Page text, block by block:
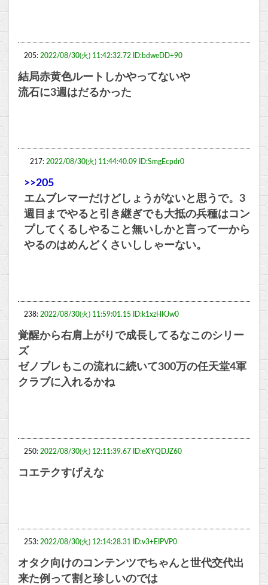
205: 2022/08/30(火) 11:42:32.72 ID:bdweDD+90
結局赤黄色ルートしかやってないや
流石に3週はだるかった
217: 2022/08/30(火) 11:44:40.09 ID:SmgEcpdr0
>>205
エムブレマーだけどしょうがないと思うで。3
週目までやると引き継ぎでも大抵の兵種はコン
プしてくるしやること無いしかと言って一から
やるのはめんどくさいししゃーない。
238: 2022/08/30(火) 11:59:01.15 ID:k1xzHKJw0
覚醒から右肩上がりで成長してるなこのシリー
ズ
ゼノブレもこの流れに続いて300万の任天堂4軍
クラブに入れるかね
250: 2022/08/30(火) 12:11:39.67 ID:eXYQDJZ60
コエテクすげえな
253: 2022/08/30(火) 12:14:28.31 ID:v3+EIPVP0
オタク向けのコンテンツでちゃんと世代交代出
来た例って割と珍しいのでは